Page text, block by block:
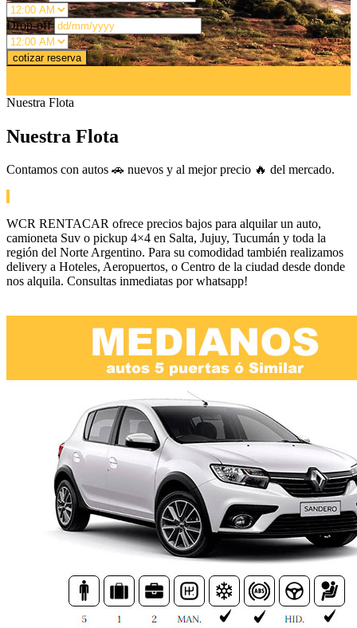
Drop-off
Nuestra Flota
Nuestra Flota
Contamos con autos 🚗 nuevos y al mejor precio 🔥 del mercado.
WCR RENTACAR ofrece precios bajos para alquilar un auto,
camioneta Suv o pickup 4×4 en Salta, Jujuy, Tucumán y toda la
región del Norte Argentino. Para su comodidad también realizamos
delivery a Hoteles, Aeropuertos, o Centro de la ciudad desde donde
nos alquila. Consultas inmediatas por whatsapp!